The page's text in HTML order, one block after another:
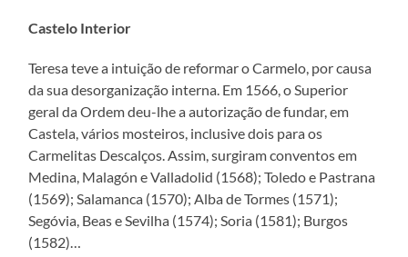
Castelo Interior
Teresa teve a intuição de reformar o Carmelo, por causa
da sua desorganização interna. Em 1566, o Superior
geral da Ordem deu-lhe a autorização de fundar, em
Castela, vários mosteiros, inclusive dois para os
Carmelitas Descalços. Assim, surgiram conventos em
Medina, Malagón e Valladolid (1568); Toledo e Pastrana
(1569); Salamanca (1570); Alba de Tormes (1571);
Segóvia, Beas e Sevilha (1574); Soria (1581); Burgos
(1582)…